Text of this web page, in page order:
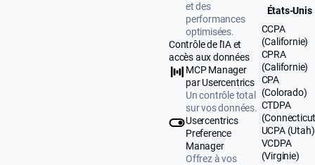
et des
performances
optimisées.
Contrôle de l'IA et
accès aux données
MCP Manager
par Usercentrics
Un contrôle total
sur vos données.
Usercentrics
Preference
Manager
Offrez à vos
États-Unis
CCPA
(Californie)
CPRA
(Californie)
CPA
(Colorado)
CTDPA
UCPA (Utah)
VCDPA
(Virginie)